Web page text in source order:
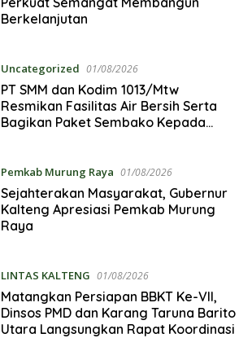
Berkelanjutan
Uncategorized 01/08/2026
PT SMM dan Kodim 1013/Mtw
Resmikan Fasilitas Air Bersih Serta
Bagikan Paket Sembako Kepada
Pemkab Murung Raya 01/08/2026
Sejahterakan Masyarakat, Gubernur
Kalteng Apresiasi Pemkab Murung
Raya
LINTAS KALTENG 01/08/2026
Matangkan Persiapan BBKT Ke-VII,
Dinsos PMD dan Karang Taruna Barito
Utara Langsungkan Rapat Koordinasi